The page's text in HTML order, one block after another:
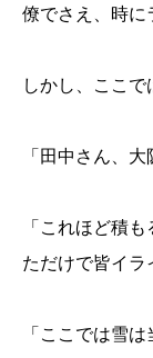
僚でさえ、時に
しかし、ここで
「田中さん、
「これほど積
ただけで皆イラ
「ここでは雪